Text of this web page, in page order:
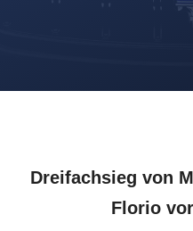
Dreifachsieg von
Florio